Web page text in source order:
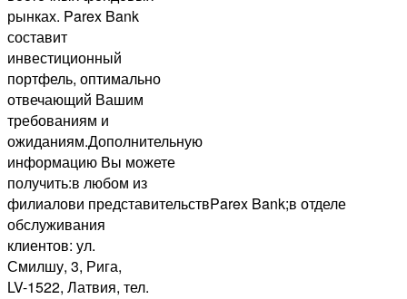
рынках. Parex Bank
составит
инвестиционный
портфель, оптимально
отвечающий Вашим
требованиям и
ожиданиям.Дополнительную
информацию Вы можете
получить:в любом из
филиалови представительствParex Bank;в отделе
обслуживания
клиентов: ул.
Смилшу, 3, Рига,
LV-1522, Латвия, тел.